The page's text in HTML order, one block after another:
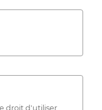
droit d'utiliser